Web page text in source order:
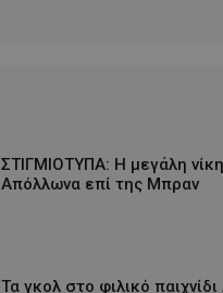
ΣΤΙΓΜΙΟΤΥΠΑ: Η μεγάλη
Απόλλωνα επί της Μπραν
Τα γκολ στο φιλικό